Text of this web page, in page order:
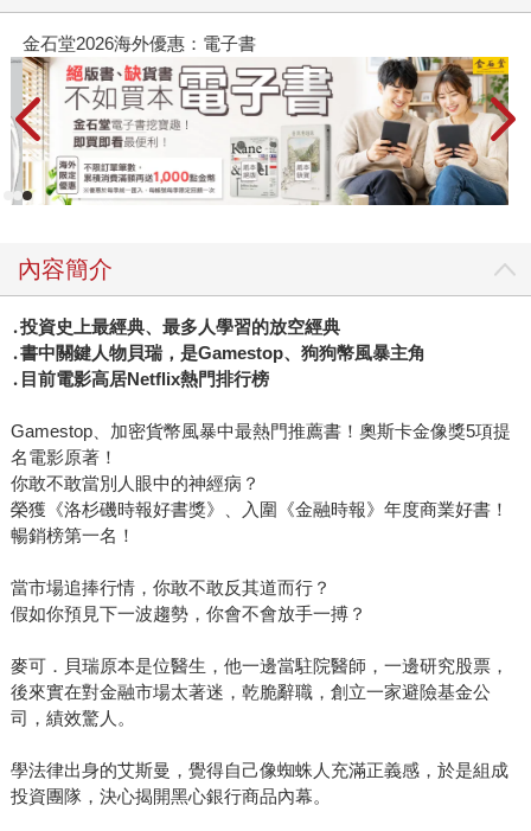
金石堂2026海外優惠：電子書
內容簡介
․投資史上最經典、最多人學習的放空經典
․書中關鍵人物貝瑞，是Gamestop、狗狗幣風暴主角
․目前電影高居Netflix熱門排行榜
Gamestop、加密貨幣風暴中最熱門推薦書！奧斯卡金像獎5項提
名電影原著！
你敢不敢當別人眼中的神經病？
榮獲《洛杉磯時報好書獎》、入圍《金融時報》年度商業好書！
暢銷榜第一名！
當市場追捧行情，你敢不敢反其道而行？
假如你預見下一波趨勢，你會不會放手一搏？
麥可．貝瑞原本是位醫生，他一邊當駐院醫師，一邊研究股票，
後來實在對金融市場太著迷，乾脆辭職，創立一家避險基金公
司，績效驚人。
學法律出身的艾斯曼，覺得自己像蜘蛛人充滿正義感，於是組成
投資團隊，決心揭開黑心銀行商品內幕。